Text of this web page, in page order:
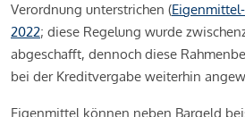
Verordnung unterstrichen (
2022; diese Regelung wurde
abgeschafft, dennoch diese
bei der Kreditvergabe weiterhin
Eigenmittel können neben Bargeld